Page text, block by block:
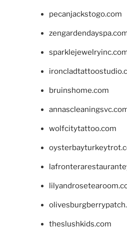
pecanjackstogo.com
bruinshome.com
wolfcitytattoo.com
theslushkids.com